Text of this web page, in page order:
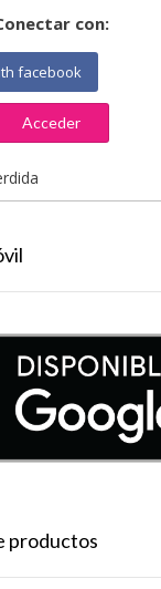
con:
facebook
Acceder
productos